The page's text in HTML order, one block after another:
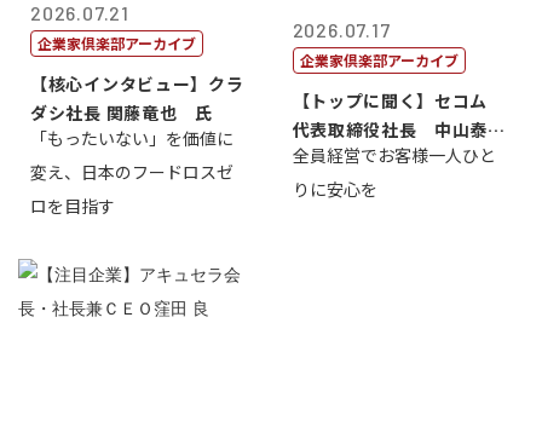
2026.07.21
企業家倶楽部アーカイブ
【核心インタビュー】クラ
ダシ社長 関藤竜也 氏
「もったいない」を価値に
変え、日本のフードロスゼ
ロを目指す
2026.07.17
企業家倶楽部アーカイブ
【トップに聞く】セコム
代表取締役社長 中山泰
男
全員経営でお客様一人ひと
りに安心を